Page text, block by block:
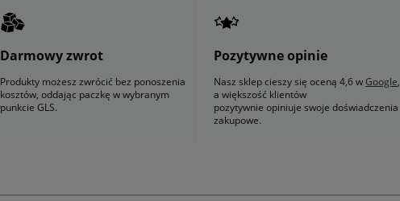
Darmowy zwrot
Produkty możesz zwrócić bez ponoszenia
kosztów, oddając paczkę w wybranym
punkcie GLS.
Pozytywne opinie
Nasz sklep cieszy się oceną 4,6 wGoogle,
a większość klientów
pozytywnie opiniuje swoje doświadczenia
zakupowe.